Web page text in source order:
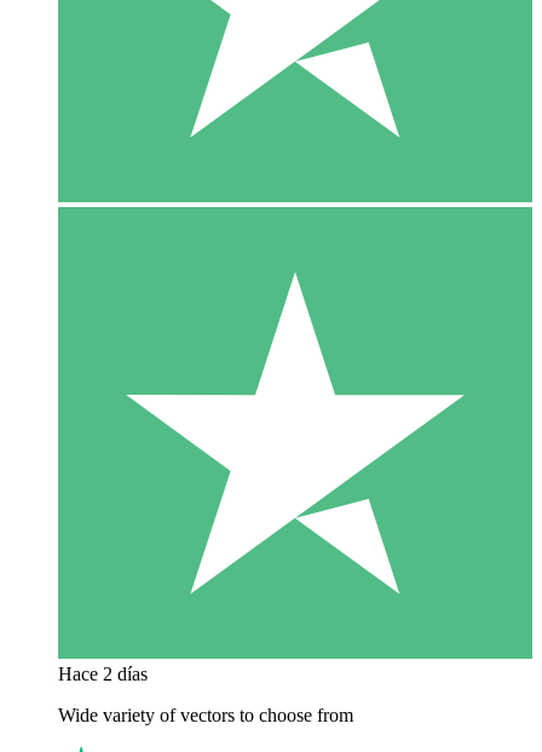
Hace 2 días
Wide variety of vectors to choose from